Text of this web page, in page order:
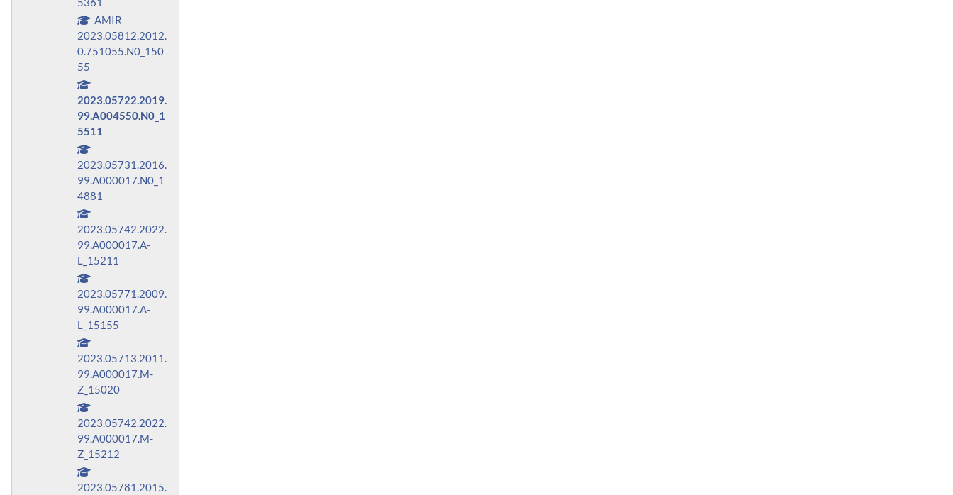
AMIR
2023.05812.2012.
0.751055.N0_150
55
2023.05722.2019.
99.A004550.N0_1
5511
2023.05731.2016.
99.A000017.N0_1
4881
2023.05742.2022.
99.A000017.A-
L_15211
2023.05771.2009.
99.A000017.A-
L_15155
2023.05713.2011.
99.A000017.M-
Z_15020
2023.05742.2022.
99.A000017.M-
Z_15212
2023.05781.2015.